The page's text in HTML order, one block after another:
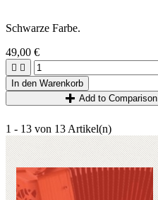
Schwarze Farbe.
49,00 €
 
In den Warenkorb
Add to Comparison
1 - 13 von 13 Artikel(n)